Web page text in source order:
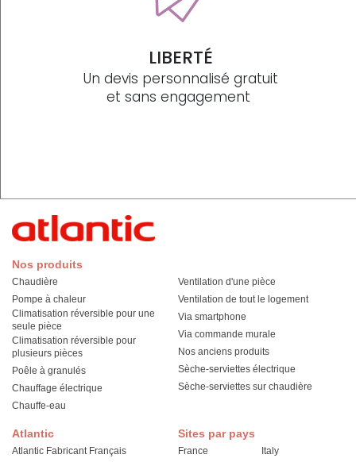
LIBERTÉ
Un devis personnalisé gratuit
et sans engagement
Atlantic
Atlantic Fabricant Français
Nos produits
Chaudière
Pompe à chaleur
Climatisation réversible pour une
seule pièce
Climatisation réversible pour
plusieurs pièces
Poêle à granulés
Chauffage électrique
Chauffe-eau
Ventilation d'une pièce
Ventilation de tout le logement
Via smartphone
Via commande murale
Nos anciens produits
Sèche-serviettes électrique
Sèche-serviettes sur chaudière
Sites par pays
France Italy